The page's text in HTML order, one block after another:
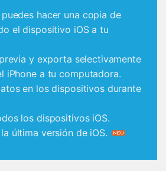
hacer una copia de
el dispositivo iOS a tu
y exporta selectivamente
iPhone a tu computadora.
en los dispositivos durante
los dispositivos iOS.
última versión de iOS.